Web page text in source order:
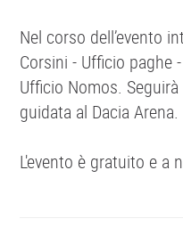
Nel corso dell’evento
Corsini - Ufficio paghe
Ufficio Nomos.
guidata al Dacia Arena.
L'evento è gratuito e a